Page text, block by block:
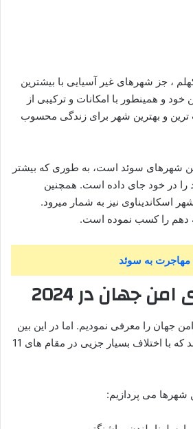
، جز شهرهای غیر آسیایی با بیشترین
و همینطور با امکانات و ترکیبی از
و بهترین شهر برای زندگی محسوب
شهرهای سوئد است، به طوری که بیشتر
در خود جای داده است. همچنین
اسکاندیناوی نیز به شمار میرود.
به سوئد
جهان در 2024
شهر اول و امن جهان را معرفی نمودیم. اما در این بین
شهرهای دیگری نیز هستند که با اختلاف بسیار جزیی در مقام های 11
شهرها می پردازیم: